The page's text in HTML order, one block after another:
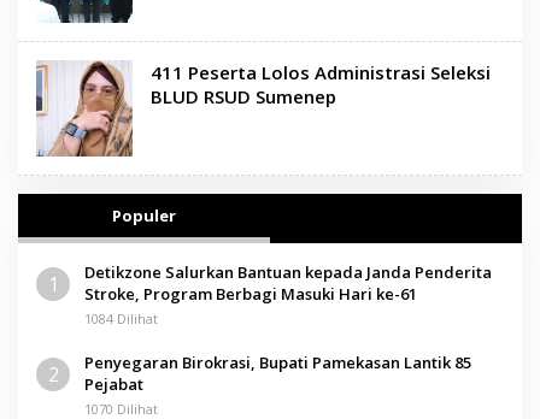
411 Peserta Lolos Administrasi Seleksi
BLUD RSUD Sumenep
Populer
1
Detikzone Salurkan Bantuan kepada Janda Penderita
Stroke, Program Berbagi Masuki Hari ke-61
1084 Dilihat
2
Penyegaran Birokrasi, Bupati Pamekasan Lantik 85
Pejabat
1070 Dilihat